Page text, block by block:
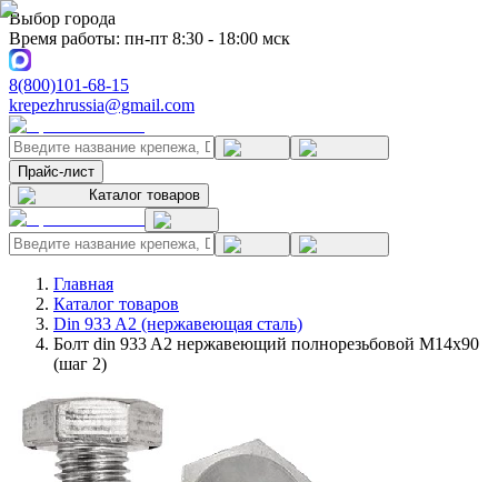
Выбор города
Время работы: пн-пт 8:30 - 18:00 мск
8(800)101-68-15
krepezhrussia@gmail.com
Прайс-лист
Каталог товаров
Главная
Каталог товаров
Din 933 A2 (нержавеющая сталь)
Болт din 933 A2 нержавеющий полнорезьбовой M14x90
(шаг 2)